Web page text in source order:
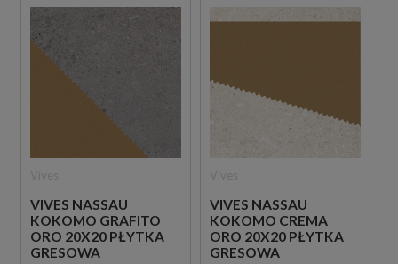
VIVES NASSAU
KOKOMO GRAFITO
ORO 20X20 PŁYTKA
GRESOWA
VIVES NASSAU
KOKOMO CREMA
ORO 20X20 PŁYTKA
GRESOWA